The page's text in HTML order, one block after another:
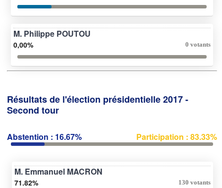
M. Philippe POUTOU
0,00% 0 votants
Résultats de l'élection présidentielle 2017 -
Second tour
Abstention : 16.67% Participation : 83.33%
M. Emmanuel MACRON
71.82% 130 votants